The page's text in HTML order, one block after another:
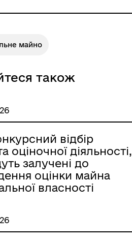
майно
також
відбір
оціночної діяльності,
залучені до
оцінки майна
власності